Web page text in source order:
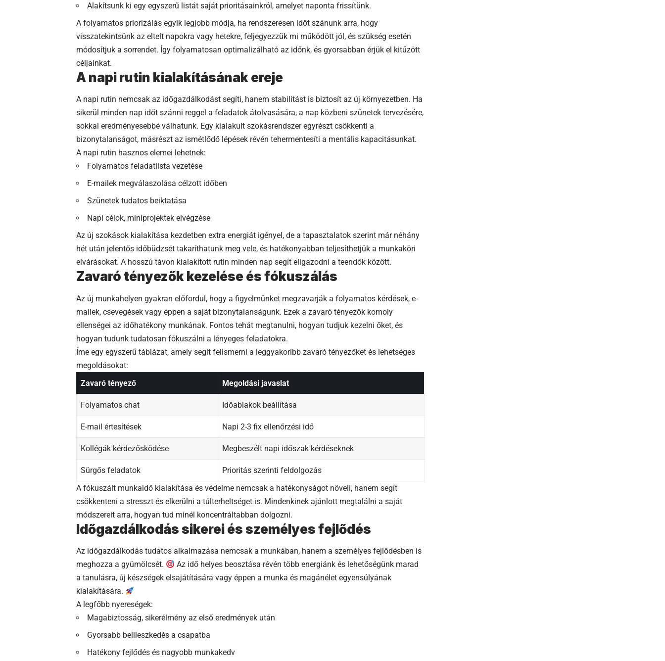
Alakítsunk ki egy egyszerű listát saját prioritásainkról, amelyet naponta frissítünk.
A folyamatos priorizálás egyik legjobb módja, ha rendszeresen időt szánunk arra, hogy
visszatekintsünk az eltelt napokra vagy hetekre, feljegyezzük mi működött jól, és szükség esetén
módosítjuk a sorrendet. Így folyamatosan optimalizálható az időnk, és gyorsabban érjük el kitűzött
céljainkat.
A napi rutin kialakításának ereje
A napi rutin nemcsak az időgazdálkodást segíti, hanem stabilitást is biztosít az új környezetben. Ha
sikerül minden nap időt szánni reggel a feladatok átolvasására, a nap közbeni szünetek tervezésére,
sokkal eredményesebbé válhatunk. Egy kialakult szokásrendszer egyrészt csökkenti a
bizonytalanságot, másrészt az ismétlődő lépések révén tehermentesíti a mentális kapacitásunkat.
A napi rutin hasznos elemei lehetnek:
Folyamatos feladatlista vezetése
E-mailek megválaszolása célzott időben
Szünetek tudatos beiktatása
Napi célok, miniprojektek elvégzése
Az új szokások kialakítása kezdetben extra energiát igényel, de a tapasztalatok szerint már néhány
hét után jelentős időbüdzsét takaríthatunk meg vele, és hatékonyabban teljesíthetjük a munkaköri
elvárásokat. A hosszú távon kialakított rutin minden nap segít eligazodni a teendők között.
Zavaró tényezők kezelése és fókuszálás
Az új munkahelyen gyakran előfordul, hogy a figyelmünket megzavarják a folyamatos kérdések, e-
mailek, csevegések vagy éppen a saját bizonytalanságunk. Ezek a zavaró tényezők komoly
ellenségei az időhatékony munkának. Fontos tehát megtanulni, hogyan tudjuk kezelni őket, és
hogyan tudunk tudatosan fókuszálni a lényeges feladatokra.
Íme egy egyszerű táblázat, amely segít felismerni a leggyakoribb zavaró tényezőket és lehetséges
megoldásokat:
Zavaró tényező
Megoldási javaslat
Folyamatos chat Időablakok beállítása
E-mail értesítések Napi 2-3 fix ellenőrzési idő
Kollégák kérdezősködése Megbeszélt napi időszak kérdéseknek
Sürgős feladatok
Prioritás szerinti feldolgozás
A fókuszált munkaidő kialakítása és védelme nemcsak a hatékonyságot növeli, hanem segít
csökkenteni a stresszt és elkerülni a túlterheltséget is. Mindenkinek ajánlott megtalálni a saját
módszereit arra, hogyan tud minél koncentráltabban dolgozni.
Időgazdálkodás sikerei és személyes fejlődés
Az időgazdálkodás tudatos alkalmazása nemcsak a munkában, hanem a személyes fejlődésben is
meghozza a gyümölcsét.
Az idő helyes beosztása révén több energiánk és lehetőségünk marad
a tanulásra, új készségek elsajátítására vagy éppen a munka és magánélet egyensúlyának
kialakítására.
A legfőbb nyereségek:
Magabiztosság, sikerélmény az első eredmények után
Gyorsabb beilleszkedés a csapatba
Hatékony fejlődés és nagyobb munkakedv